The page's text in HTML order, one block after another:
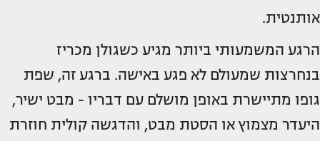
אותנטית.
הרגע המשמעותי ביותר מגיע כשגולן מכריז
בנחרצות שמעולם לא פגע באישה. ברגע זה, שפת
גופו מתיישרת באופן מושלם עם דבריו - מבט ישיר,
היעדר מצמוץ או הסטת מבט, והדגשה קולית חוזרת